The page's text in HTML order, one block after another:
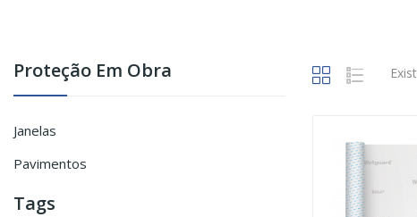
Proteção Em Obra
Janelas
Pavimentos
Tags